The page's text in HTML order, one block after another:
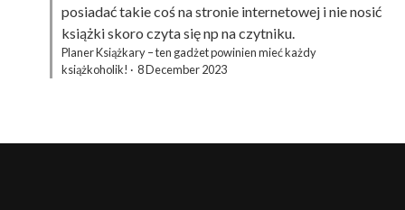
posiadać takie coś na stronie internetowej i nie nosić
książki skoro czyta się np na czytniku.
Planer Książkary – ten gadżet powinien mieć każdy
książkoholik! · 8 December 2023